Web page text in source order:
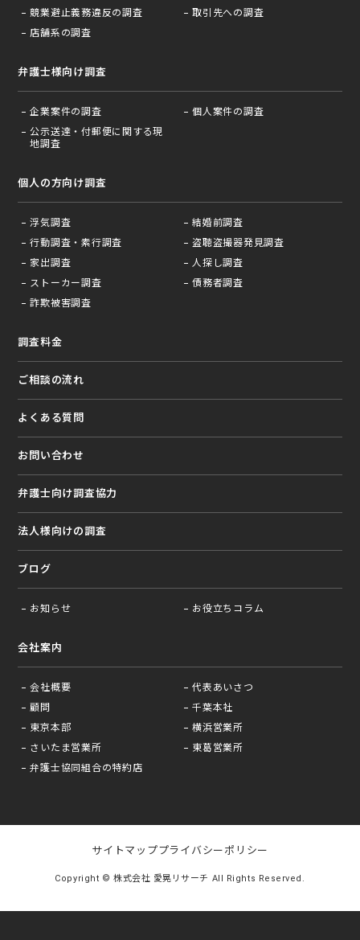
競業避止義務違反の調査
取引先への調査
店舗系の調査
弁護士様向け調査
企業案件の調査
個人案件の調査
公示送達・付郵便に関する現
地調査
個人の方向け調査
浮気調査
結婚前調査
行動調査・素行調査
盗聴盗撮器発見調査
家出調査
人探し調査
ストーカー調査
債務者調査
詐欺被害調査
調査料金
ご相談の流れ
よくある質問
お問い合わせ
弁護⼠向け調査協⼒
法⼈様向けの調査
ブログ
お知らせ お役⽴ちコラム
会社案内
会社概要
代表あいさつ
顧問
千葉本社
東京本部
横浜営業所
さいたま営業所
東葛営業所
弁護士協同組合の特約店
サイトマッププライバシーポリシー
Copyright © 株式会社 愛晃リサーチ All Rights Reserved.